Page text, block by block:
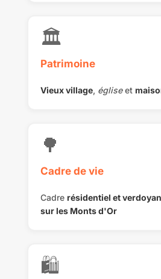
🏛️
Patrimoine
Vieux village, égliseet
🌳
Cadre de vie
Cadre résidentiel et
sur les Monts d'Or
🛍️